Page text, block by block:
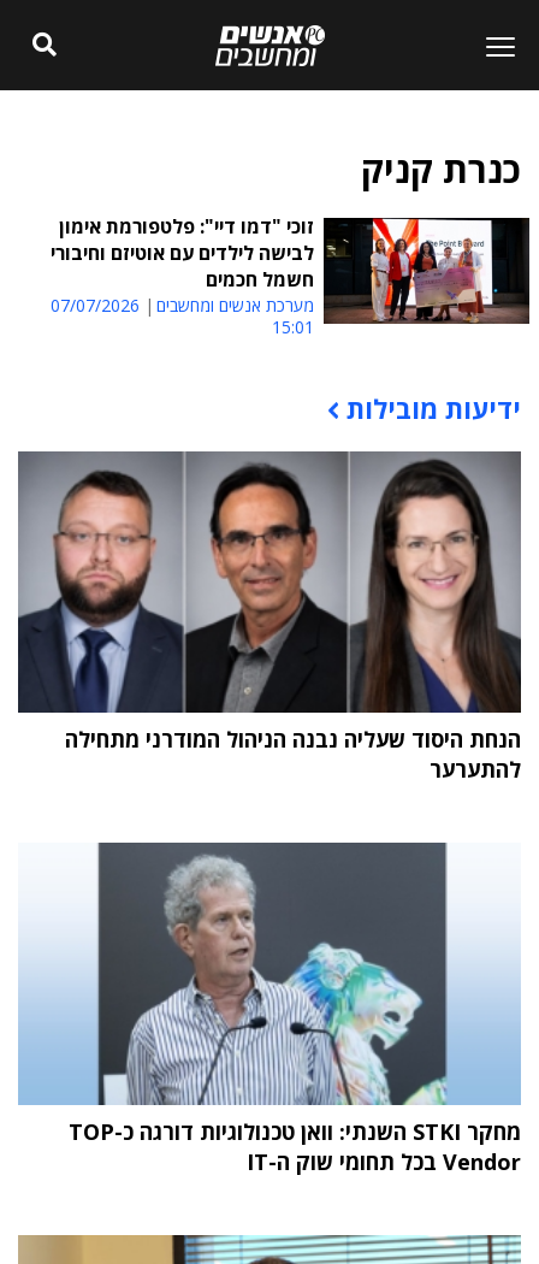
כנרת קניק
זוכי "דמו דיי": פלטפורמת אימון
לבישה לילדים עם אוטיזם וחיבורי
חשמל חכמים
מערכת אנשים ומחשבים
07/07/2026
15:01
תוכן פרסומי
ידיעות מובילות
הנחת היסוד שעליה נבנה הניהול המודרני מתחילה
להתערער
מחקר STKI השנתי: וואן טכנולוגיות דורגה כ-TOP
Vendor בכל תחומי שוק ה-IT